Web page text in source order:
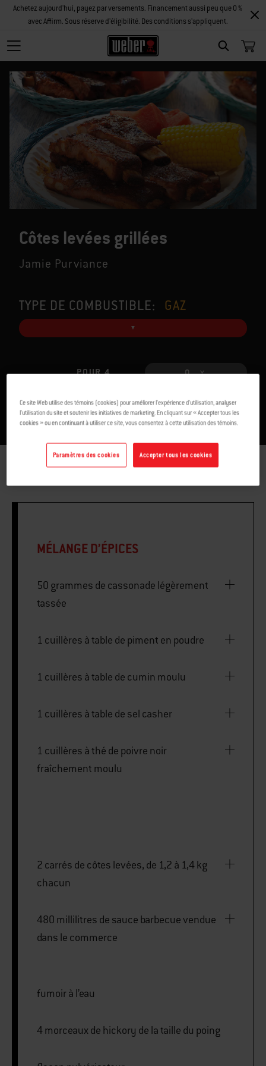
SEARCH
Achetez aujourd'hui, payez par versements. Financement aussi peu que 0 %
avec Affirm. Sous réserve d’éligibilité. Des conditions s’appliquent.
Côtes levées grillées
Jamie Purviance
TYPE DE COMBUSTIBLE: GAZ
POUR 4 0
INGRÉDIENTS DIRECTIVES
MÉLANGE D’ÉPICES
50 grammes de cassonade légèrement
tassée
1 cuillères à table de piment en poudre
1 cuillères à table de cumin moulu
1 cuillères à table de sel casher
1 cuillères à thé de poivre noir
fraîchement moulu
2 carrés de côtes levées, de 1,2 à 1,4 kg
chacun
480 millilitres de sauce barbecue vendue
dans le commerce
fumoir à l’eau
4 morceaux de hickory de la taille du poing
Ce site Web utilise des témoins (cookies) pour améliorer l’expérience d’utilisation, analyser
l’utilisation du site et soutenir les initiatives de marketing. En cliquant sur « Accepter tous les
cookies » ou en continuant à utiliser ce site, vous consentez à cette utilisation des témoins.
Accepter tous les cookies
Paramètres des cookies